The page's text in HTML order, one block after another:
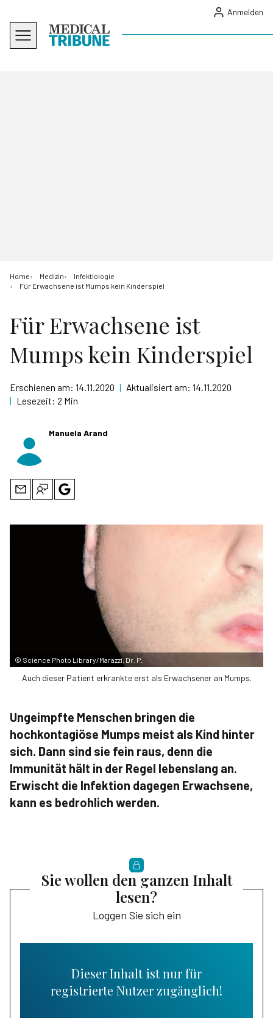
Anmelden
Home Medizin
Infektiologie
Für Erwachsene ist Mumps kein Kinderspiel
Für Erwachsene ist
Mumps kein Kinderspiel
Erschienen am: 14.11.2020 | Aktualisiert am: 14.11.2020
| Lesezeit: 2 Min
Manuela Arand
© Science Photo Library/Marazzi, Dr. P.
Auch dieser Patient erkrankte erst als Erwachsener an Mumps.
Ungeimpfte Menschen bringen die
hochkontagiöse Mumps meist als Kind hinter
sich. Dann sind sie fein raus, denn die
Immunität hält in der Regel lebenslang an.
Erwischt die Infektion dagegen Erwachsene,
kann es bedrohlich werden.
Sie wollen den ganzen Inhalt
lesen?
Loggen Sie sich ein
Dieser Inhalt ist nur für
registrierte Nutzer zugänglich!